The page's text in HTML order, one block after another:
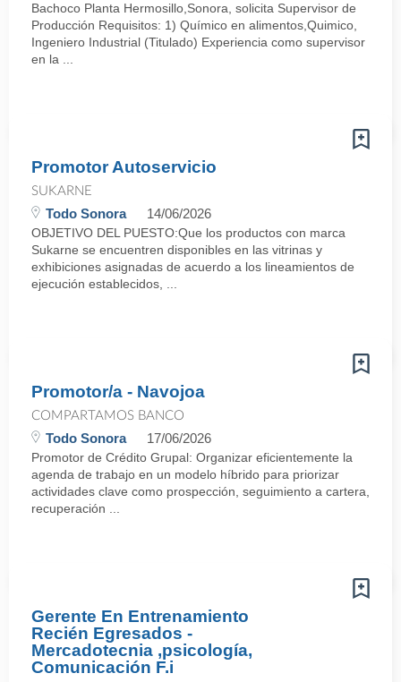
Bachoco Planta Hermosillo,Sonora, solicita Supervisor de
Producción Requisitos: 1) Químico en alimentos,Quimico,
Ingeniero Industrial (Titulado) Experiencia como supervisor
en la ...
Promotor Autoservicio
SUKARNE
Todo Sonora 14/06/2026
OBJETIVO DEL PUESTO:Que los productos con marca
Sukarne se encuentren disponibles en las vitrinas y
exhibiciones asignadas de acuerdo a los lineamientos de
ejecución establecidos, ...
Promotor/a - Navojoa
COMPARTAMOS BANCO
Todo Sonora 17/06/2026
Promotor de Crédito Grupal: Organizar eficientemente la
agenda de trabajo en un modelo híbrido para priorizar
actividades clave como prospección, seguimiento a cartera,
recuperación ...
Gerente En Entrenamiento
Recién Egresados -
Mercadotecnia ,psicología,
Comunicación F.i